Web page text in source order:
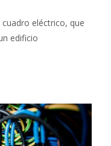
eléctrico, que
edificio